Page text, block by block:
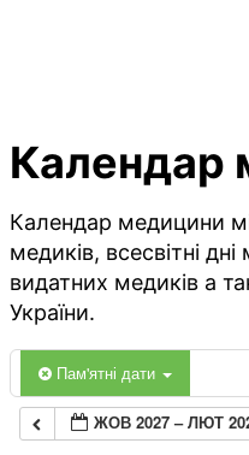
Календар
Календар медицини
медиків, всесвітні
видатних медиків а
України.
Пам'ятні дати
ЖОВ 2027 – ЛЮТ